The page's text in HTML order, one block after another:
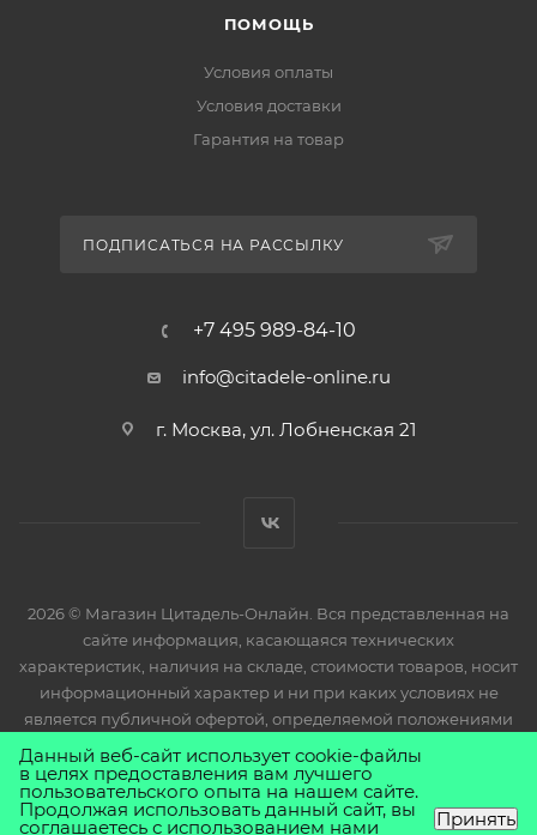
ПОМОЩЬ
Условия оплаты
Условия доставки
Гарантия на товар
ПОДПИСАТЬСЯ НА РАССЫЛКУ
+7 495 989-84-10
info@citadele-online.ru
г. Москва, ул. Лобненская 21
2026 © Магазин Цитадель-Онлайн. Вся представленная на
сайте информация, касающаяся технических
характеристик, наличия на складе, стоимости товаров, носит
информационный характер и ни при каких условиях не
является публичной офертой, определяемой положениями
Статьи 437(2) Гражданского кодекса РФ.
Данный веб-сайт использует cookie-файлы
в целях предоставления вам лучшего
пользовательского опыта на нашем сайте.
Продолжая использовать данный сайт, вы
соглашаетесь с использованием нами Принять